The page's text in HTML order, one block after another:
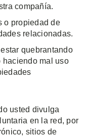
compañía.
o propiedad de
relacionadas.
quebrantando
haciendo mal uso
usted divulga
en la red, por
sitios de